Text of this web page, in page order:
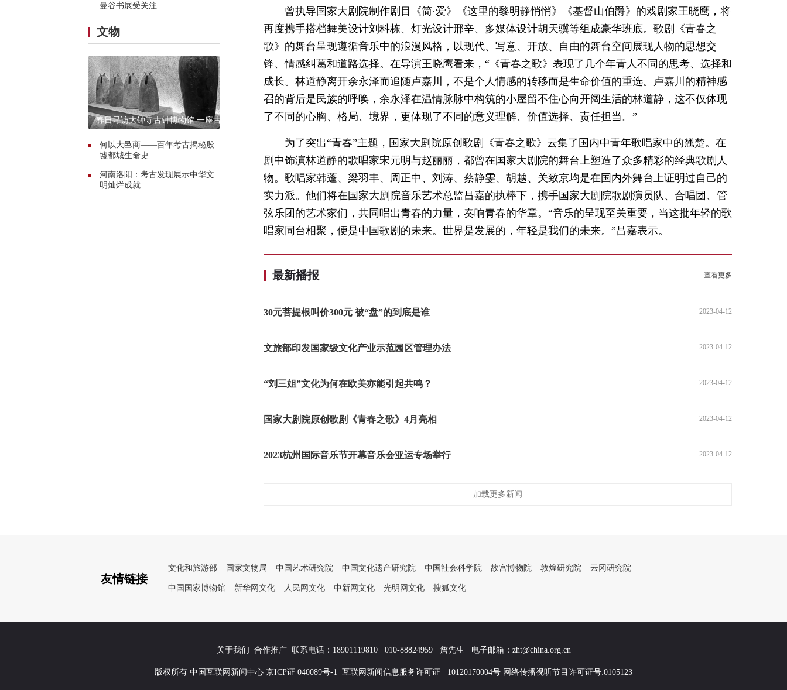
曼谷书展受关注
文物
春日寻访大钟寺古钟博物馆 一座古
何以大邑商——百年考古揭秘殷
墟都城生命史
河南洛阳：考古发现展示中华文
明灿烂成就
曾执导国家大剧院制作剧目《简·爱》《这里的黎明静悄悄》《基督山伯爵》的戏剧家王晓鹰，将
再度携手搭档舞美设计刘科栋、灯光设计邢辛、多媒体设计胡天骥等组成豪华班底。歌剧《青春之
歌》的舞台呈现遵循音乐中的浪漫风格，以现代、写意、开放、自由的舞台空间展现人物的思想交
锋、情感纠葛和道路选择。在导演王晓鹰看来，“《青春之歌》表现了几个年青人不同的思考、选择和
成长。林道静离开余永泽而追随卢嘉川，不是个人情感的转移而是生命价值的重选。卢嘉川的精神感
召的背后是民族的呼唤，余永泽在温情脉脉中构筑的小屋留不住心向开阔生活的林道静，这不仅体现
了不同的心胸、格局、境界，更体现了不同的意义理解、价值选择、责任担当。”
为了突出“青春”主题，国家大剧院原创歌剧《青春之歌》云集了国内中青年歌唱家中的翘楚。在
剧中饰演林道静的歌唱家宋元明与赵丽丽，都曾在国家大剧院的舞台上塑造了众多精彩的经典歌剧人
物。歌唱家韩蓬、梁羽丰、周正中、刘涛、蔡静雯、胡越、关致京均是在国内外舞台上证明过自己的
实力派。他们将在国家大剧院音乐艺术总监吕嘉的执棒下，携手国家大剧院歌剧演员队、合唱团、管
弦乐团的艺术家们，共同唱出青春的力量，奏响青春的华章。“音乐的呈现至关重要，当这批年轻的歌
唱家同台相聚，便是中国歌剧的未来。世界是发展的，年轻是我们的未来。”吕嘉表示。
最新播报 查看更多
30元菩提根叫价300元 被“盘”的到底是谁 2023-04-12
文旅部印发国家级文化产业示范园区管理办法 2023-04-12
“刘三姐”文化为何在欧美亦能引起共鸣？ 2023-04-12
国家大剧院原创歌剧《青春之歌》4月亮相 2023-04-12
2023杭州国际音乐节开幕音乐会亚运专场举行 2023-04-12
加载更多新闻
友情链接
文化和旅游部 国家文物局 中国艺术研究院 中国文化遗产研究院 中国社会科学院 故宫博物院 敦煌研究院 云冈研究院
中国国家博物馆 新华网文化 人民网文化 中新网文化 光明网文化 搜狐文化
关于我们 合作推广 联系电话：18901119810 010-88824959 詹先生 电子邮箱：zht@china.org.cn
版权所有 中国互联网新闻中心 京ICP证 040089号-1 互联网新闻信息服务许可证 10120170004号 网络传播视听节目许可证号:0105123